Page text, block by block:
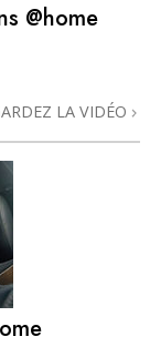
@home
LA VIDÉO